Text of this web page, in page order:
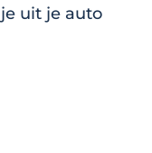
uit je auto